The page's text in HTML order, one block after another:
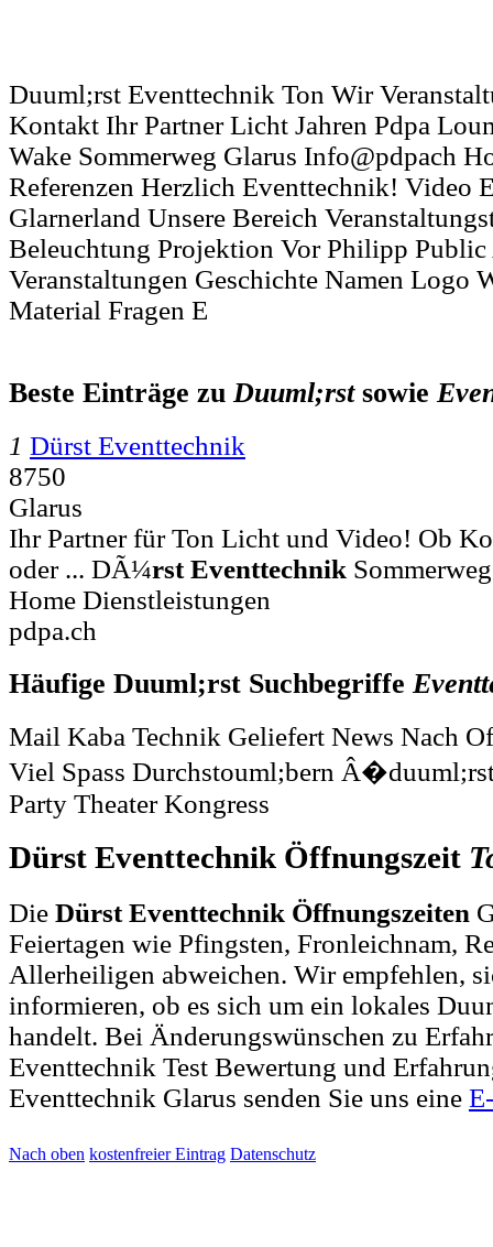
Duuml;rst Eventtechnik Ton Wir
Kontakt Ihr Partner Licht Jahren Pdpa
Wake Sommerweg Glarus Info@pdpach
Referenzen Herzlich Eventtechnik! Video
Glarnerland Unsere Bereich
Beleuchtung Projektion Vor Philipp Public
Veranstaltungen Geschichte Namen Logo
Material Fragen E
Beste Einträge zuDuuml;rstsowie
1 Dürst Eventtechnik
8750
Glarus
Ihr Partner für Ton Licht und Video! Ob
oder ... DÃ¼rst Eventtechnik
Home Dienstleistungen
pdpa.ch
Häufige Duuml;rst Suchbegriffe
Mail Kaba Technik Geliefert News Nach
Viel Spass Durchstouml;bern
Party Theater Kongress
Dürst Eventtechnik Öffnungszeit
Die Dürst Eventtechnik Öffnungszeiten
Feiertagen wie Pfingsten, Fronleichnam,
Allerheiligen abweichen. Wir empfehlen,
informieren, ob es sich um ein lokales
handelt. Bei Änderungswünschen zu
Eventtechnik Test Bewertung und
Eventtechnik Glarus senden Sie uns eine
Nach oben kostenfreier Eintrag Datenschutz